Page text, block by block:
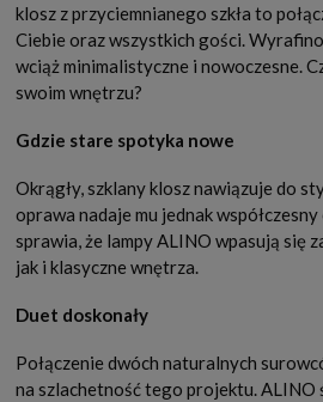
klosz z przyciemnianego szkła to
Ciebie oraz wszystkich gości.
wciąż minimalistyczne i nowoczesne.
swoim wnętrzu?
Gdzie stare spotyka nowe
Okrągły, szklany klosz nawiązuje do
oprawa nadaje mu jednak
sprawia, że lampy ALINO wpasują się
jak i klasyczne wnętrza.
Duet doskonały
Połączenie dwóch naturalnych
na szlachetność tego projektu. ALINO